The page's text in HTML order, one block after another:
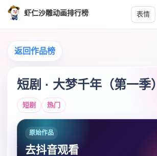
虾仁沙雕动画排行榜 表情
返回作品榜
短剧 · 大梦千年（第一季）
短剧 热门
原始作品
去抖音观看